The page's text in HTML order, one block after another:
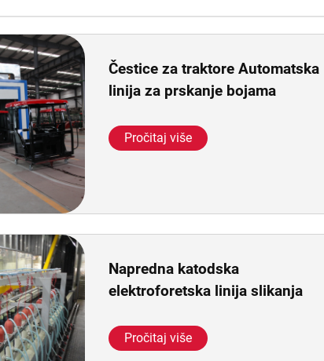
Čestice za traktore Automatska
linija za prskanje bojama
Pročitaj više
Napredna katodska
elektroforetska linija slikanja
Pročitaj više